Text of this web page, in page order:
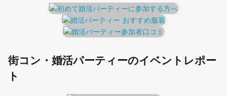
街コン・婚活パーティーのイベントレポー
ト